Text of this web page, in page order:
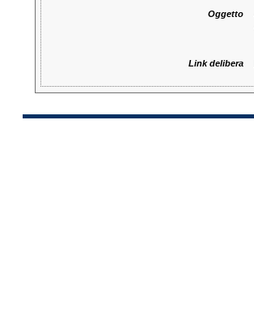
Oggetto
Link delibera